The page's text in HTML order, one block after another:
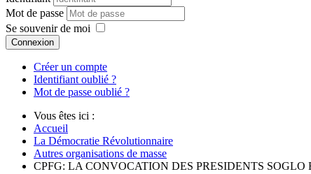
Mot de passe
Se souvenir de moi
Connexion
Créer un compte
Identifiant oublié ?
Mot de passe oublié ?
Vous êtes ici :
Accueil
La Démocratie Révolutionnaire
Autres organisations de masse
CPFG: LA CONVOCATION DES PRESIDENTS